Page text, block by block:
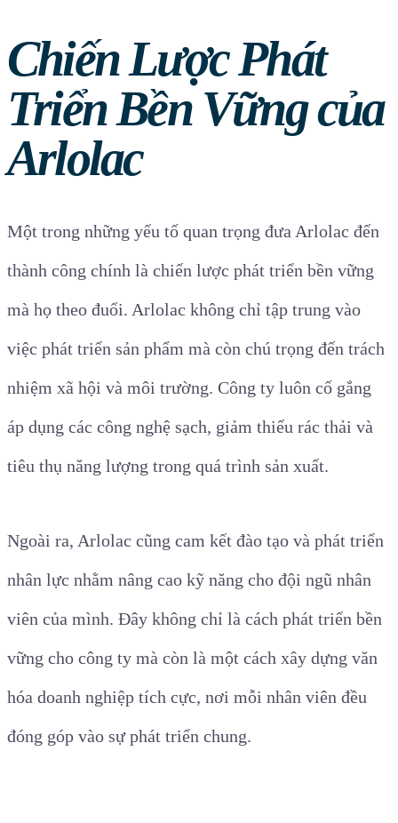
Chiến Lược Phát
Triển Bền Vững của
Arlolac
Một trong những yếu tố quan trọng đưa Arlolac đến
thành công chính là chiến lược phát triển bền vững
mà họ theo đuổi. Arlolac không chỉ tập trung vào
việc phát triển sản phẩm mà còn chú trọng đến trách
nhiệm xã hội và môi trường. Công ty luôn cố gắng
áp dụng các công nghệ sạch, giảm thiểu rác thải và
tiêu thụ năng lượng trong quá trình sản xuất.
Ngoài ra, Arlolac cũng cam kết đào tạo và phát triển
nhân lực nhằm nâng cao kỹ năng cho đội ngũ nhân
viên của mình. Đây không chỉ là cách phát triển bền
vững cho công ty mà còn là một cách xây dựng văn
hóa doanh nghiệp tích cực, nơi mỗi nhân viên đều
đóng góp vào sự phát triển chung.